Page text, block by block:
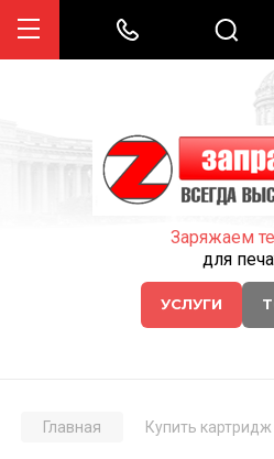
Заряжаем
для
УСЛУГИ
Главная Купить